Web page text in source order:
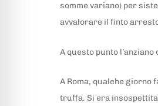
somme variano) per
avvalorare il finto
A questo punto
A Roma, qualche giorno
truffa. Si era